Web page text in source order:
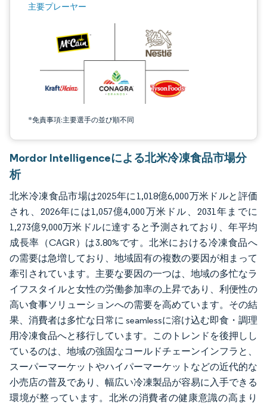
主要プレーヤー
*免責事項:主要選手の並び順不同
画像 © Mordor Intelligence。再利用にはCC BY 4.0の表示が必要です。
Mordor Intelligenceによる北米冷凍食品市場分
析
北米冷凍食品市場は2025年に1,018億6,000万米ドルと評価
され、2026年には1,057億4,000万米ドル、2031年までに
1,273億9,000万米ドルに達すると予測されており、年平均
成長率（CAGR）は3.80%です。北米における冷凍食品へ
の需要は急増しており、地域固有の複数の要因が相まって
牽引されています。主要な要因の一つは、地域の多忙なラ
イフスタイルと女性の労働参加率の上昇であり、利便性の
高い食事ソリューションへの需要を高めています。その結
果、消費者は多忙な日常に seamlessに溶け込む即食・調理
用冷凍食品へと移行しています。このトレンドを後押しし
ているのは、地域の強固なコールドチェーンインフラと、
スーパーマーケットやハイパーマーケットなどの近代的な
小売店の普及であり、幅広い冷凍製品が容易に入手できる
環境が整っています。北米の消費者の健康意識の高まり